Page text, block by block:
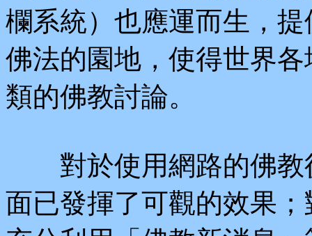
欄系統）也應運而生，
佛法的園地，使得世界
類的佛教討論。
對於使用網路的佛教
面已發揮了可觀的效果